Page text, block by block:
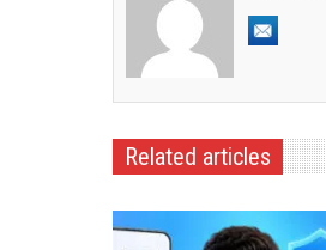
Related articles